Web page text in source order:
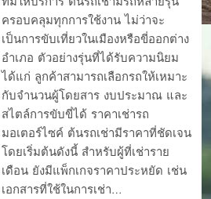
ครอบคลุมทุกการใช้งาน ไม่ว่าจะ
เป็นการขับเที่ยวในเมืองหรือขี่ออกต่าง
อำเภอ ตัวอย่างรุ่นที่ได้รับความนิยม
ได้แก่ ลูกค้าสามารถเลือกรถให้เหมาะ
กับจำนวนผู้โดยสาร งบประมาณ และ
สไตล์การขับขี่ได้ ราคาเช่ารถ
มอเตอร์ไซค์ ต้นรถเช่ามีราคาที่ชัดเจน
โดยเริ่มต้นดังนี้ สำหรับผู้ที่เช่าราย
เดือน ยังมีแพ็กเกจราคาประหยัด เช่น
เอกสารที่ใช้ในการเช่า…